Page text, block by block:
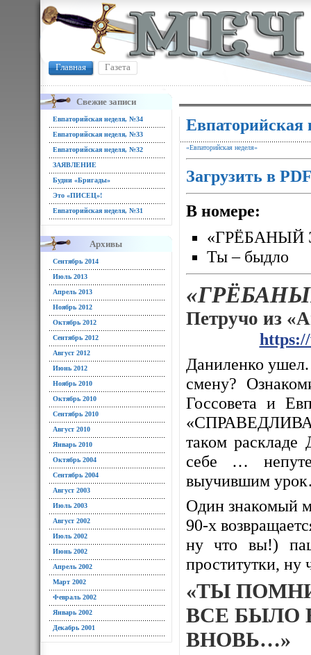
Главная Газета
Свежие записи
Евпаторийская неделя, №34
Евпаторийская неделя, №33
Евпаторийская неделя, №32
ЗАЯВЛЕНИЕ
Будни «Бригады»
Это «ПИСЕЦ»!
Евпаторийская неделя, №31
Архивы
Сентябрь 2014
Июль 2013
Апрель 2013
Ноябрь 2012
Октябрь 2012
Сентябрь 2012
Август 2012
Июнь 2012
Ноябрь 2010
Октябрь 2010
Сентябрь 2010
Август 2010
Январь 2010
Октябрь 2004
Сентябрь 2004
Август 2003
Июль 2003
Август 2002
Июль 2002
Июнь 2002
Апрель 2002
Март 2002
Февраль 2002
Январь 2002
Декабрь 2001
Евпаторийская
«Евпаторийская неделя»
Загрузить в
В номере:
«ГРЁБАНЫЙ
Ты – быдло
Петручо из
Даниленко
смену?
Госсовета и
таком раскладе
себе …
выучившим
Один знакомый
90-х
ну что вы!)
проститутки,
«ТЫ
ВСЕ БЫЛО
ВНОВЬ…»